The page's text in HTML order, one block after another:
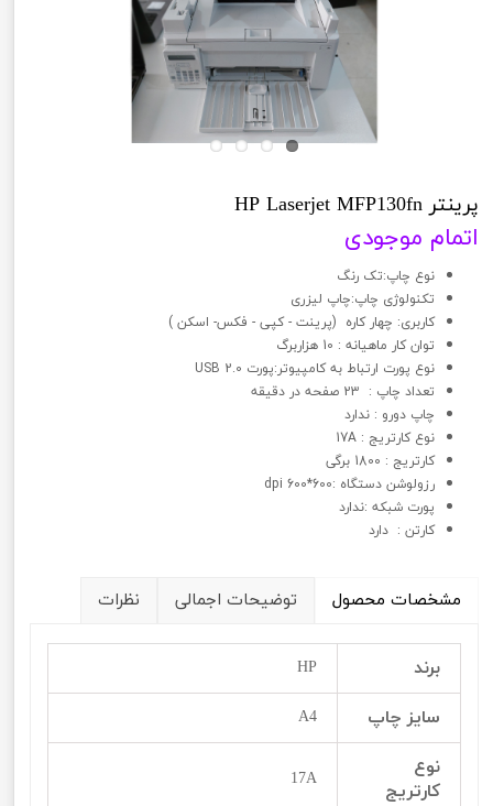
پرینتر HP Laserjet MFP130fn
اتمام موجودی
نوع چاپ:تک رنگ
تکنولوژی چاپ:چاپ لیزری
کاربری: چهار کاره (پرینت - کپی - فکس- اسکن )
توان کار ماهیانه : 10 هزاربرگ
نوع پورت ارتباط به کامپیوتر:پورت USB 2.0
تعداد چاپ : 23 صفحه در دقیقه
چاپ دورو : ندارد
نوع کارتریج : 17A
کارتریج : 1800 برگی
رزولوشن دستگاه :600*600 dpi
پورت شبکه :ندارد
کارتن : دارد
مشخصات محصول توضیحات اجمالی نظرات
برند HP
سایز چاپ A4
نوع
کارتریج
17A